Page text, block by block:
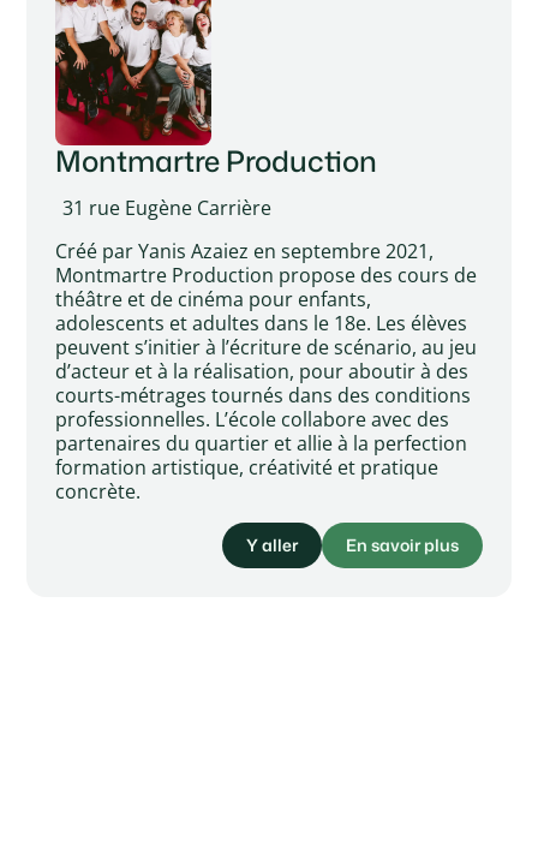
Montmartre Production
31 rue Eugène Carrière
Créé par Yanis Azaiez en septembre 2021,
Montmartre Production propose des cours de
théâtre et de cinéma pour enfants,
adolescents et adultes dans le 18e. Les élèves
peuvent s’initier à l’écriture de scénario, au jeu
d’acteur et à la réalisation, pour aboutir à des
courts-métrages tournés dans des conditions
professionnelles. L’école collabore avec des
partenaires du quartier et allie à la perfection
formation artistique, créativité et pratique
concrète.
Y aller En savoir plus